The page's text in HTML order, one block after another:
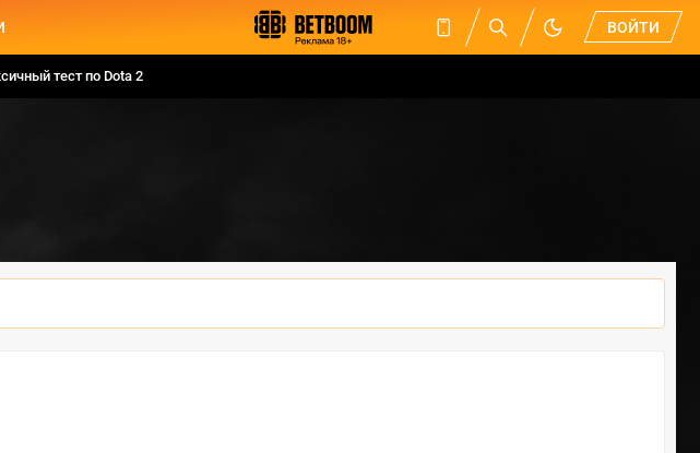
ВОЙТИ
тест по Dota 2